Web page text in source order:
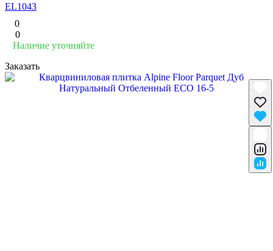
EL1043
0
0
Наличие уточняйте
Заказать